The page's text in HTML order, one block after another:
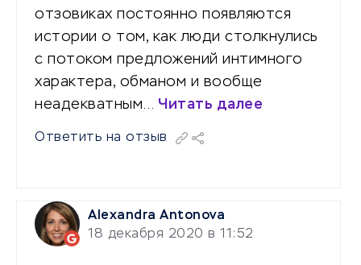
отзовиках постоянно появляются
истории о том, как люди столкнулись
с потоком предложений интимного
характера, обманом и вообще
неадекватным… Читать далее
Ответить на отзыв
Alexandra Antonova
18 декабря 2020 в 11:52